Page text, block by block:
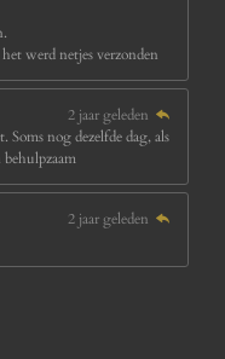
werd netjes verzonden
2 jaar geleden
nog dezelfde dag, als
2 jaar geleden